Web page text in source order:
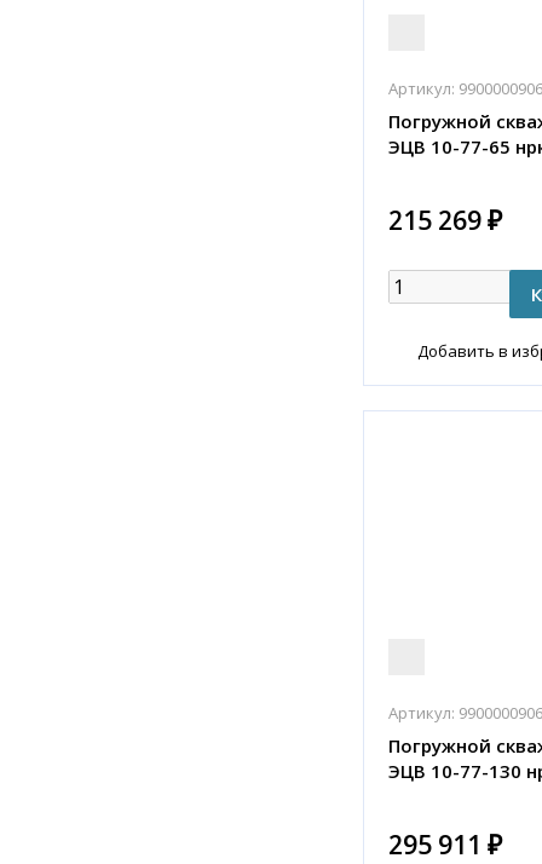
Артикул:
Погружной
ЭЦВ 10-77-65
215 269 ₽
Добавить в
Артикул:
Погружной
ЭЦВ 10-77-130
295 911 ₽